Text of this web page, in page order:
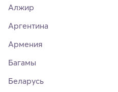
Алжир
Аргентина
Армения
Багамы
Беларусь